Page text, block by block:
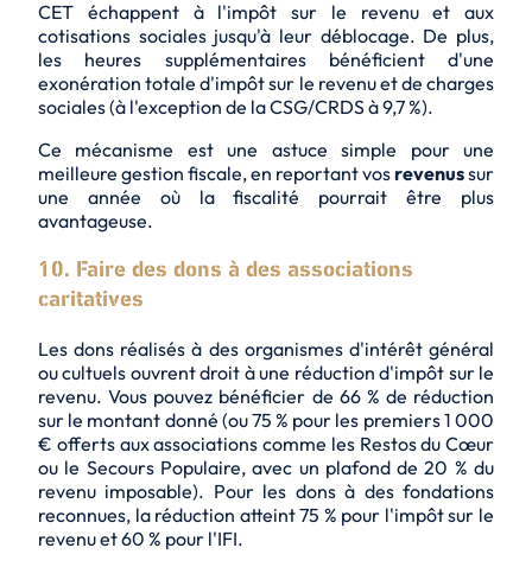
CET échappent à l'impôt sur le revenu et aux
cotisations sociales jusqu'à leur déblocage. De plus,
les heures supplémentaires bénéficient d'une
exonération totale d'impôt sur le revenu et de charges
sociales (à l'exception de la CSG/CRDS à 9,7 %).
Ce mécanisme est une astuce simple pour une
meilleure gestion fiscale, en reportant vosrevenussur
une année où la fiscalité pourrait être plus
avantageuse.
10. Faire des dons à des associations
caritatives
Les dons réalisés à des organismes d'intérêt général
ou cultuels ouvrent droit à une réduction d'impôt sur le
revenu. Vous pouvez bénéficier de 66 % de réduction
sur le montant donné (ou 75 % pour les premiers 1 000
€ offerts aux associations comme les Restos du Cœur
ou le Secours Populaire, avec un plafond de 20 % du
revenu imposable). Pour les dons à des fondations
reconnues, la réduction atteint 75 % pour l'impôt sur le
revenu et 60 % pour l'IFI.